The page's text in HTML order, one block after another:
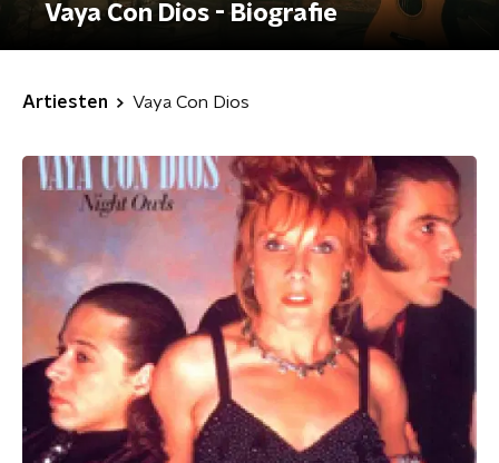
Vaya Con Dios - Biografie
Artiesten Vaya Con Dios